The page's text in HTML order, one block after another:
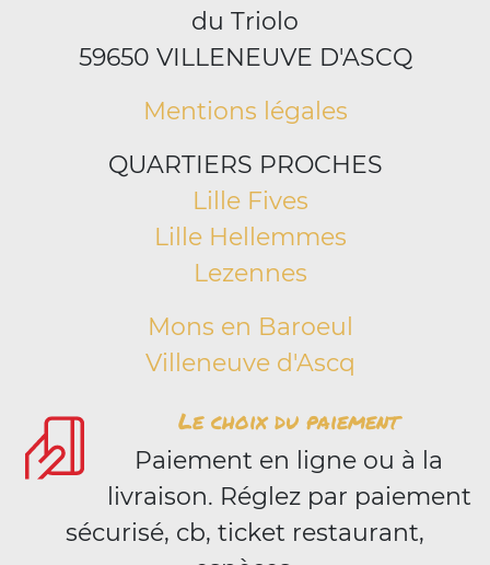
du Triolo
59650 VILLENEUVE D'ASCQ
Mentions légales
QUARTIERS PROCHES
Lille Fives
Lille Hellemmes
Lezennes
Mons en Baroeul
Villeneuve d'Ascq
Le choix du paiement
Paiement en ligne ou à la
livraison. Réglez par paiement
sécurisé, cb, ticket restaurant,